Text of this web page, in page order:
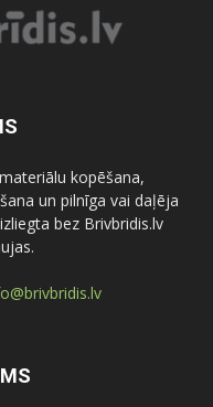
kopēšana,
un pilnīga vai daļēja
bez Brivbridis.lv